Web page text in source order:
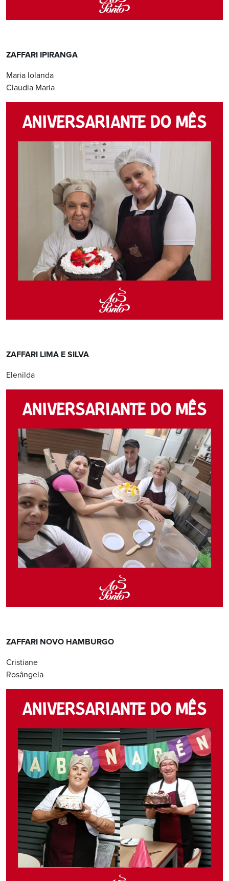
ZAFFARI IPIRANGA
Maria Iolanda
Claudia Maria
ZAFFARI LIMA E SILVA
Elenilda
ZAFFARI NOVO HAMBURGO
Cristiane
Rosângela